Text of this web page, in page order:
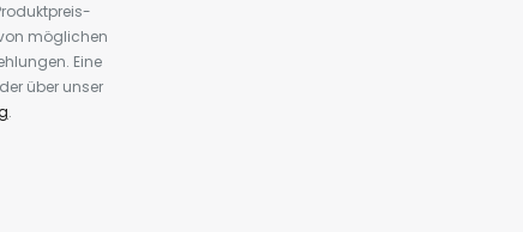
möglichen
Eine
über unser
.